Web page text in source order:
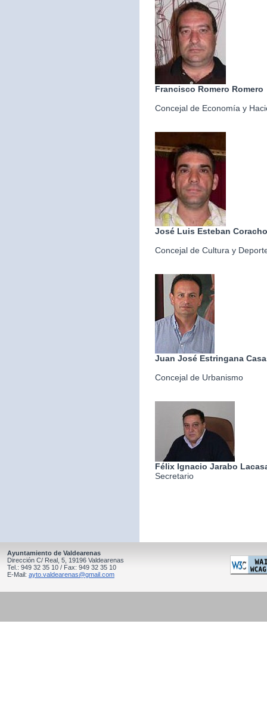
Francisco Romero Romero
Concejal de Economía y
José Luis Esteban Coracho
Concejal de Cultura y
Juan José Estringana
Concejal de Urbanismo
Félix Ignacio Jarabo
Secretario
Ayuntamiento de Valdearenas
Dirección C/ Real, 5, 19196 Valdearenas
Tel.: 949 32 35 10 / Fax: 949 32 35 10
E-Mail: ayto.valdearenas@gmail.com